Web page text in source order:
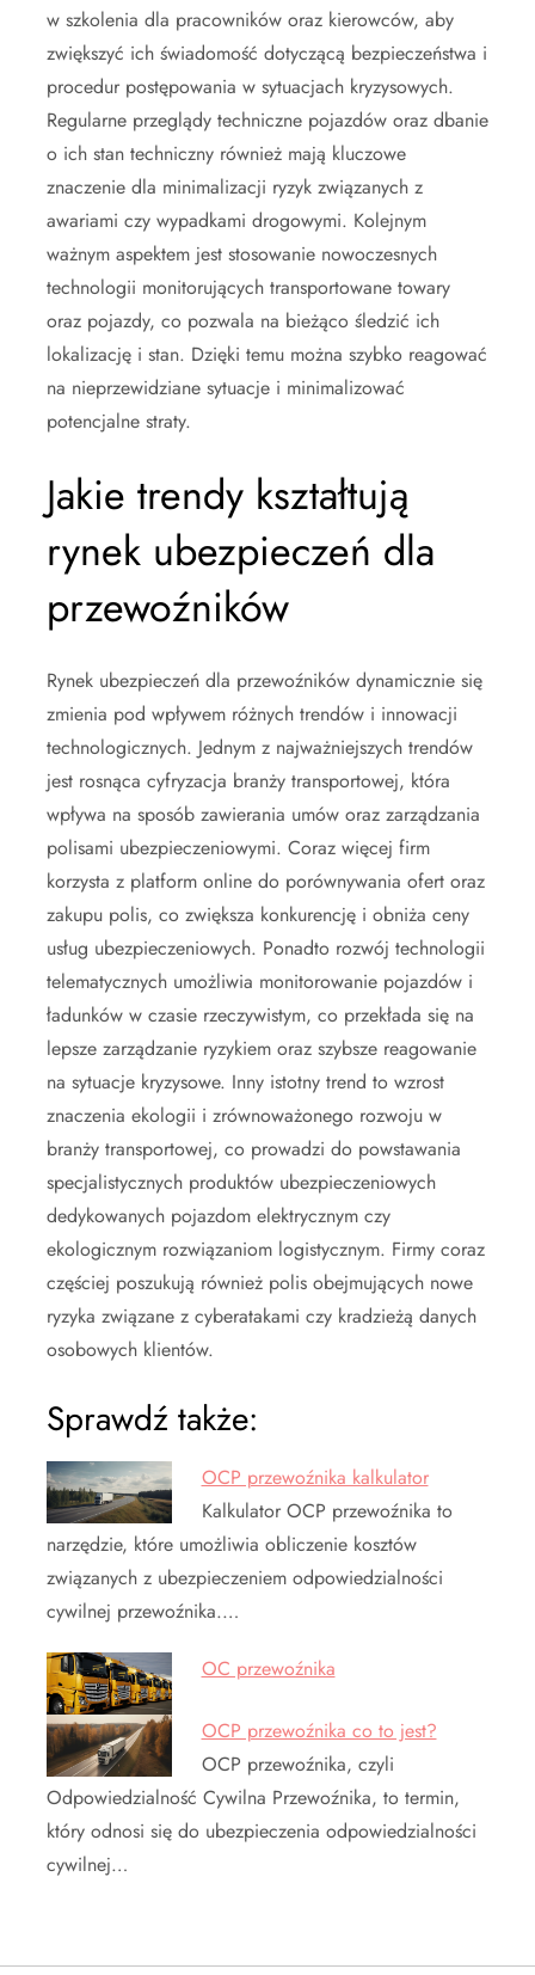
w szkolenia dla pracowników oraz kierowców, aby
zwiększyć ich świadomość dotyczącą bezpieczeństwa i
procedur postępowania w sytuacjach kryzysowych.
Regularne przeglądy techniczne pojazdów oraz dbanie
o ich stan techniczny również mają kluczowe
znaczenie dla minimalizacji ryzyk związanych z
awariami czy wypadkami drogowymi. Kolejnym
ważnym aspektem jest stosowanie nowoczesnych
technologii monitorujących transportowane towary
oraz pojazdy, co pozwala na bieżąco śledzić ich
lokalizację i stan. Dzięki temu można szybko reagować
na nieprzewidziane sytuacje i minimalizować
potencjalne straty.
Jakie trendy kształtują
rynek ubezpieczeń dla
przewoźników
Rynek ubezpieczeń dla przewoźników dynamicznie się
zmienia pod wpływem różnych trendów i innowacji
technologicznych. Jednym z najważniejszych trendów
jest rosnąca cyfryzacja branży transportowej, która
wpływa na sposób zawierania umów oraz zarządzania
polisami ubezpieczeniowymi. Coraz więcej firm
korzysta z platform online do porównywania ofert oraz
zakupu polis, co zwiększa konkurencję i obniża ceny
usług ubezpieczeniowych. Ponadto rozwój technologii
telematycznych umożliwia monitorowanie pojazdów i
ładunków w czasie rzeczywistym, co przekłada się na
lepsze zarządzanie ryzykiem oraz szybsze reagowanie
na sytuacje kryzysowe. Inny istotny trend to wzrost
znaczenia ekologii i zrównoważonego rozwoju w
branży transportowej, co prowadzi do powstawania
specjalistycznych produktów ubezpieczeniowych
dedykowanych pojazdom elektrycznym czy
ekologicznym rozwiązaniom logistycznym. Firmy coraz
częściej poszukują również polis obejmujących nowe
ryzyka związane z cyberatakami czy kradzieżą danych
osobowych klientów.
Sprawdź także:
OCP przewoźnika kalkulator
Kalkulator OCP przewoźnika to
narzędzie, które umożliwia obliczenie kosztów
związanych z ubezpieczeniem odpowiedzialności
cywilnej przewoźnika.…
OC przewoźnika
OCP przewoźnika co to jest?
OCP przewoźnika, czyli
Odpowiedzialność Cywilna Przewoźnika, to termin,
który odnosi się do ubezpieczenia odpowiedzialności
cywilnej…